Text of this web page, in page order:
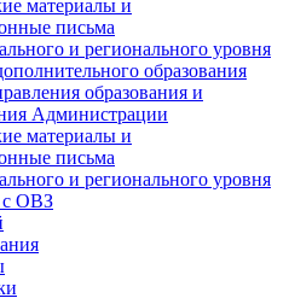
материалы и
письма
и регионального уровня
образования
образования и
Администрации
материалы и
письма
и регионального уровня
с ОВЗ